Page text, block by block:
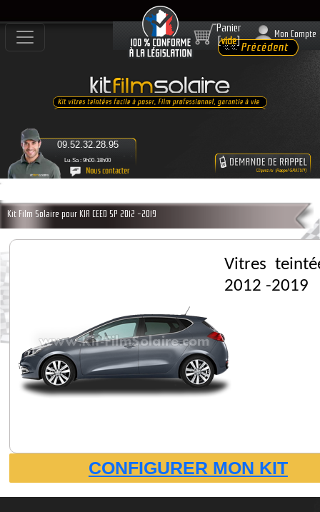
Lu-Sa : 9h00-18h00
09.52.32.28.95
Panier
[vide]
Mon Compte
Kit Film Solaire pour KIA CEED 5P 2012 -2019
Vitres
2012 -2019
CONFIGURER MON KIT